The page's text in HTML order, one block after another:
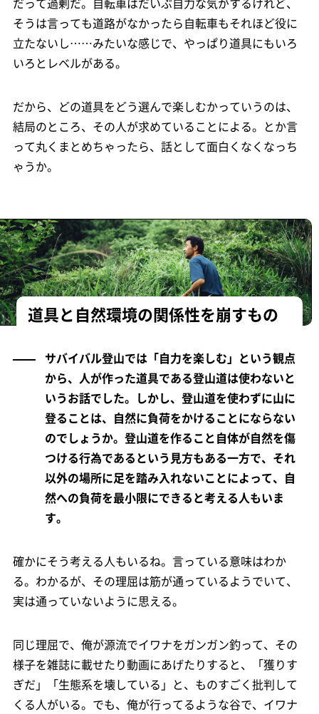
そうは言っても道路がなかったら自転車もそれほど役に
立たないし……みたいな感じで、やっぱり道具にもいろ
いろとレベルがある。
だから、どの道具をどう選んで楽しむかっていうのは、
結局のところ、その人が求めていることによる。とか言
って丸くまとめちゃったら、話として面白くなくなっち
ゃうか。
道具と自然環境の関係性を崩すもの
サバイバル登山では「自力を楽しむ」という観点
から、人が作った道具である登山道は使わないと
いうお話でした。しかし、登山道を使わずに山に
登ることは、自然に負荷をかけることにならない
のでしょうか。登山道を作ること自体が自然を傷
つける行為であるという見方もある一方で、それ
以外の場所に足を踏み入れないことによって、自
然への負荷を最小限にできると考える人もいま
す。
確かにそう考える人もいるね。言っている意味はわか
る。わかるが、その理屈は筋が通っているようでいて、
実は通っていないように思える。
同じ理屈で、俺が源流でイワナをガンガン釣って、その
様子を雑誌に載せたり動画にあげたりすると、「獲りす
ぎだ」「生態系を壊している」と、ものすごく批判して
くる人がいる。でも、俺が行ってるような谷で、イワナ